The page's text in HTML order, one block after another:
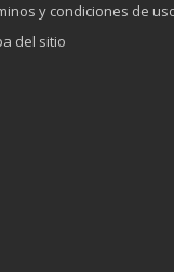
y condiciones de
del sitio